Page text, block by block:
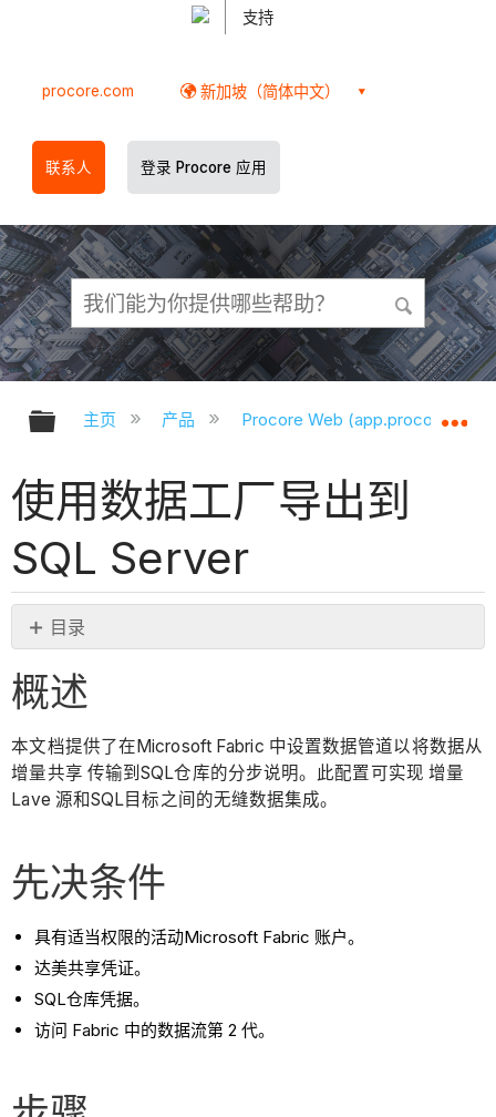
支持
procore.com 新加坡（简体中文）
联系人 登录 Procore 应用
扩展/隐缩全局层次
主页 产品 Procore Web
使用数据工厂导出到
SQL Server
目录
述
决
条
件
访
数
据
流
第
配
概述
本文档提供了在Microsoft Fabric 中设置数据管道以将数据从
增量共享 传输到SQL仓库的分步说明。此配置可实现 增量
Lave 源和SQL目标之间的无缝数据集成。
先决条件
具有适当权限的活动Microsoft Fabric 账户。
达美共享凭证。
SQL仓库凭据。
访问 Fabric 中的数据流第 2 代。